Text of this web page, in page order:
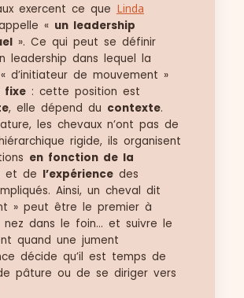
exercent ce que Linda
« un leadership
». Ce qui peut se définir
leadership dans lequel la
d’initiateur de mouvement »
fixe: cette position est
, elle dépend du contexte.
les chevaux n’ont pas de
rigide, ils organisent
en fonction de la
et de l’expériencedes
Ainsi, un cheval dit
» peut être le premier à
dans le foin… et suivre le
quand une jument
décide qu’il est temps de
pâture ou de se diriger vers